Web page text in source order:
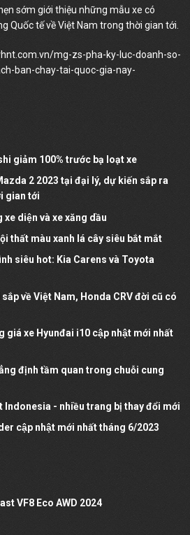
sớm giới thiệu những mẫu xe có
Quốc tế về Việt Nam trong thời gian tới.
mg-zs-pha-ky-luc-doanh-so-
ban-chay-tai-quoc-gia-nay-
giảm 100% trước bạ loạt xe
2 2023 tại đại lý, dự kiến sắp ra
gian tới
diện và xe xăng dầu
thất màu xanh lá cây siêu bắt mắt
siêu hot: Kia Carens và Toyota
về Việt Nam, Honda CRV đời cũ có
giá xe Hyunđai i10 cập nhật mới nhất
định tầm quan trong chuỗi cung
Indonesia - nhiều trang bị thay đổi mới
cập nhật mới nhất tháng 6/2023
VF8 Eco AWD 2024